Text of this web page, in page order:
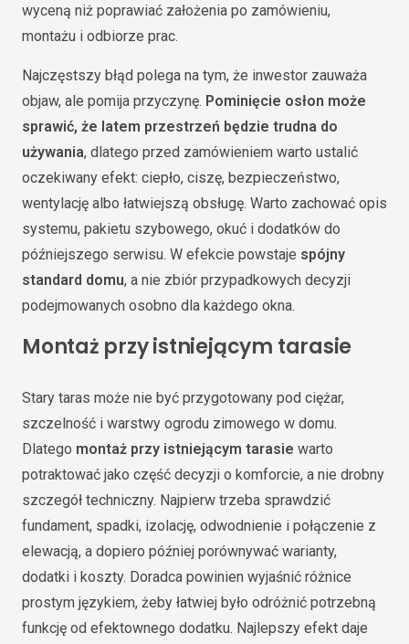
wyceną niż poprawiać założenia po zamówieniu,
montażu i odbiorze prac.
Najczęstszy błąd polega na tym, że inwestor zauważa
objaw, ale pomija przyczynę. Pominięcie osłon może
sprawić, że latem przestrzeń będzie trudna do
używania, dlatego przed zamówieniem warto ustalić
oczekiwany efekt: ciepło, ciszę, bezpieczeństwo,
wentylację albo łatwiejszą obsługę. Warto zachować opis
systemu, pakietu szybowego, okuć i dodatków do
późniejszego serwisu. W efekcie powstaje spójny
standard domu, a nie zbiór przypadkowych decyzji
podejmowanych osobno dla każdego okna.
Montaż przy istniejącym tarasie
Stary taras może nie być przygotowany pod ciężar,
szczelność i warstwy ogrodu zimowego w domu.
Dlatego montaż przy istniejącym tarasie warto
potraktować jako część decyzji o komforcie, a nie drobny
szczegół techniczny. Najpierw trzeba sprawdzić
fundament, spadki, izolację, odwodnienie i połączenie z
elewacją, a dopiero później porównywać warianty,
dodatki i koszty. Doradca powinien wyjaśnić różnice
prostym językiem, żeby łatwiej było odróżnić potrzebną
funkcję od efektownego dodatku. Najlepszy efekt daje